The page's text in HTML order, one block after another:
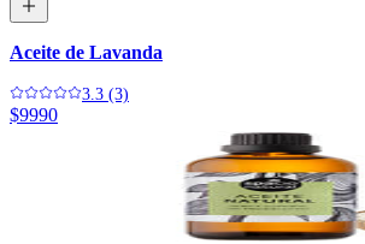
Aceite de Lavanda
3.3 (3)
$9990